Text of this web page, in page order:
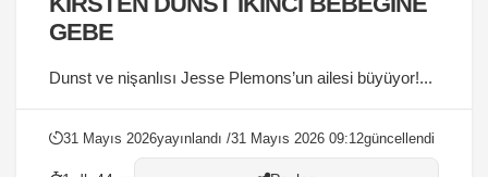
GEBE
Dunst ve nişanlısı Jesse Plemons’un ailesi büyüyor!...
31 Mayıs 2026yayınlandı /31 Mayıs 2026 09:12güncellendi